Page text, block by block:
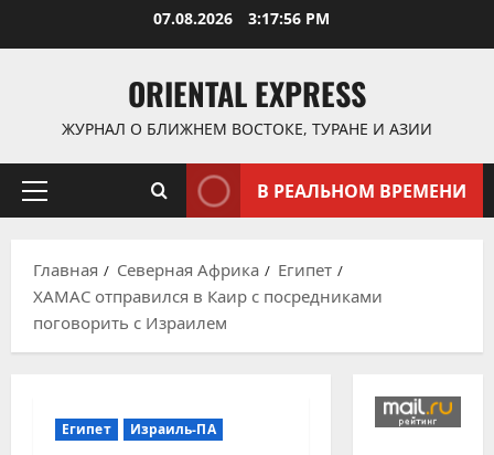
07.08.2026 3:17:56 PM
ORIENTAL EXPRESS
ЖУРНАЛ О БЛИЖНЕМ ВОСТОКЕ, ТУРАНЕ И АЗИИ
Основное
В РЕАЛЬНОМ ВРЕМЕНИ
Главная Северная Африка
Египет
ХАМАС отправился в Каир с посредниками
поговорить с Израилем
Египет Израиль-ПА